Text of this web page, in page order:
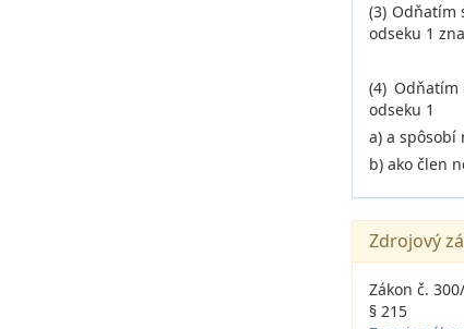
(3) Odňatím
odseku 1
(4)
odseku 1
a) a spôsobí
b) ako člen
Zdrojový
Zákon č.
§ 215